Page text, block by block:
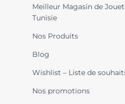
Meilleur Magasin de
Tunisie
Nos Produits
Blog
Wishlist – Liste de
Nos promotions